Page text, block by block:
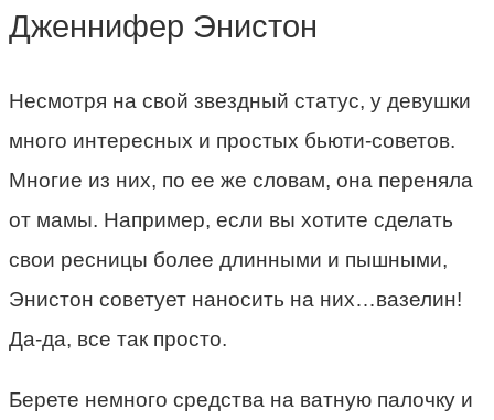
Дженнифер Энистон
Несмотря на свой звездный статус, у девушки
много интересных и простых бьюти-советов.
Многие из них, по ее же словам, она переняла
от мамы. Например, если вы хотите сделать
свои ресницы более длинными и пышными,
Энистон советует наносить на них…вазелин!
Да-да, все так просто.
Берете немного средства на ватную палочку и